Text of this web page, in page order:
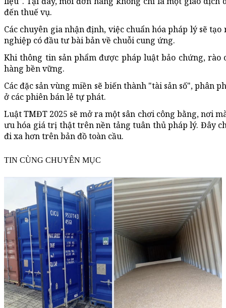
đến thuế vụ.
Các chuyên gia nhận định, việc chuẩn hóa pháp lý sẽ
nghiệp có đầu tư bài bản về chuỗi cung ứng.
Khi thông tin sản phẩm được pháp luật bảo chứng,
hàng bền vững.
Các đặc sản vùng miền sẽ biến thành "tài sản số",
ở các phiên bán lẻ tự phát.
Luật TMĐT 2025 sẽ mở ra một sân chơi công bằng, nơi
ưu hóa giá trị thật trên nền tảng tuân thủ pháp lý. Đây
đi xa hơn trên bản đồ toàn cầu.
TIN CÙNG CHUYÊN MỤC